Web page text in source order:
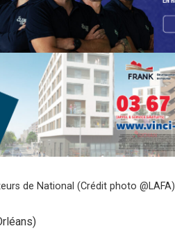
de National (Crédit photo @LAFA)